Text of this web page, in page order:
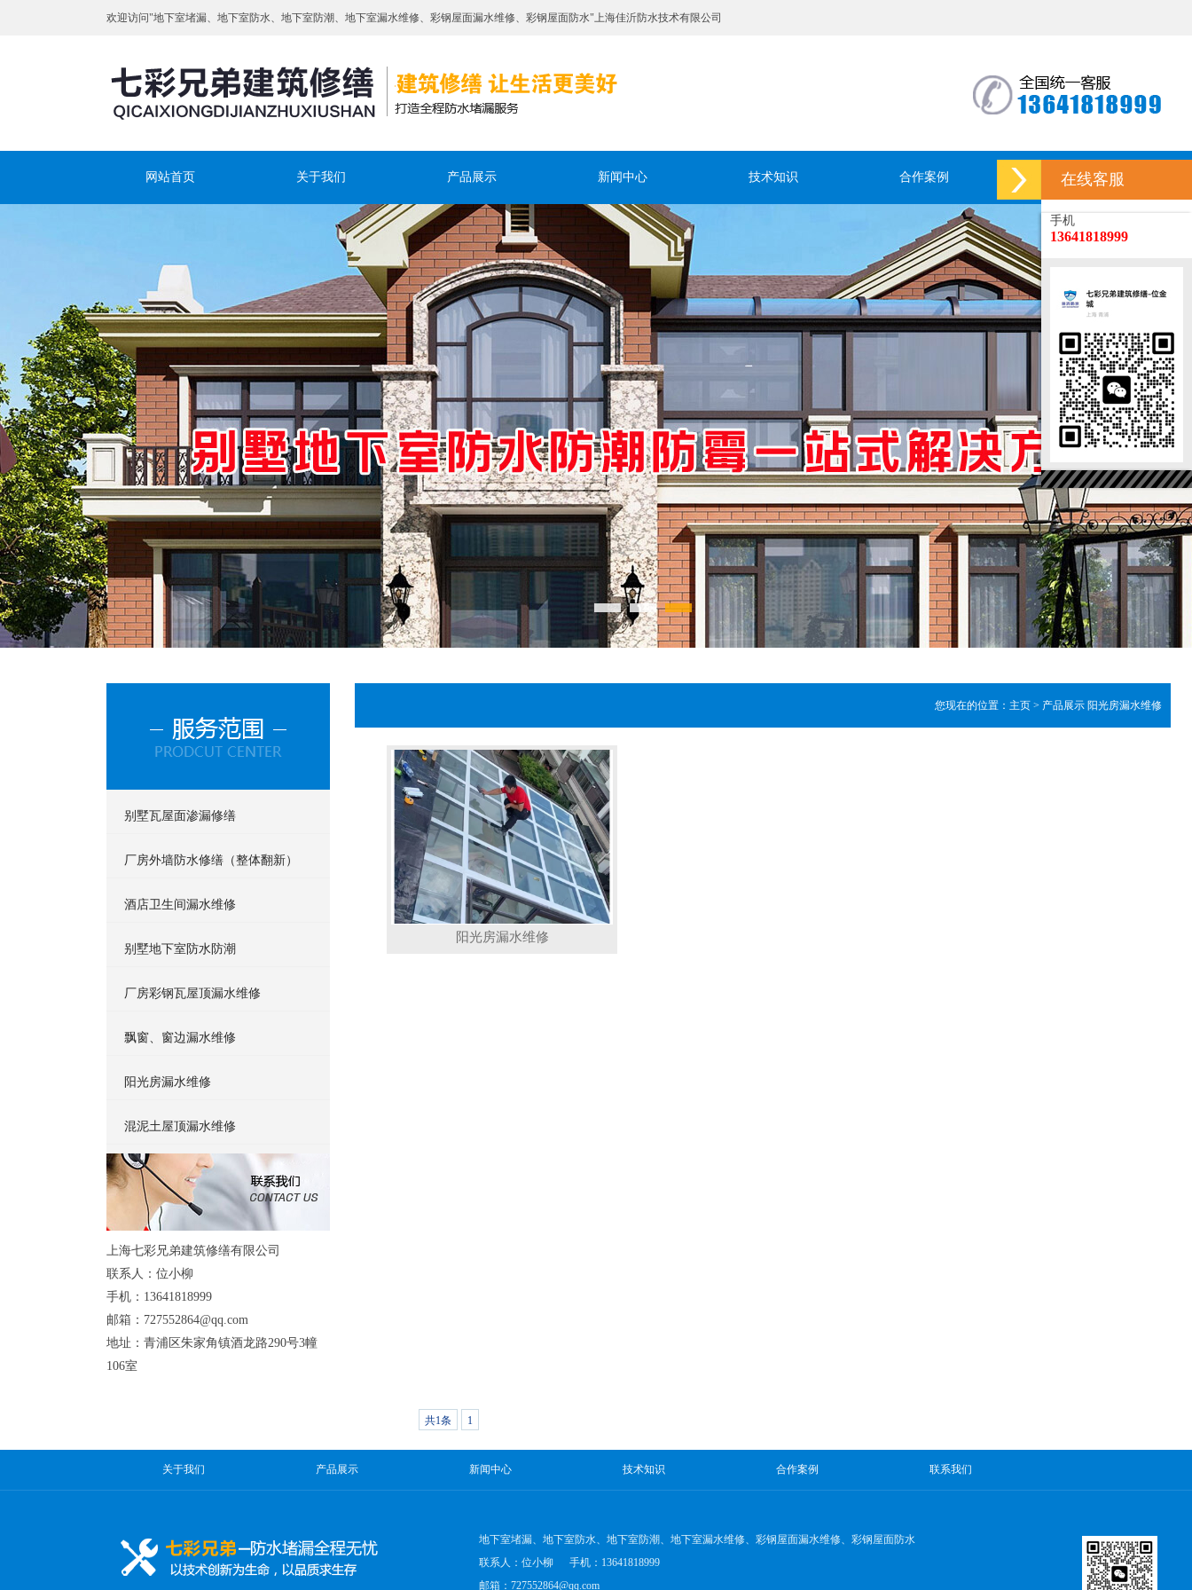
欢迎访问"地下室堵漏、地下室防水、地下室防潮、地下室漏水维修、彩钢屋面漏水维修、彩钢屋面防水"上海佳沂防水技术有限公司
网站首页 关于我们 产品展示 新闻中心 技术知识 合作案例 联系我们
1 2
别墅瓦屋面渗漏修缮
厂房外墙防水修缮（整体翻新）
酒店卫生间漏水维修
别墅地下室防水防潮
厂房彩钢瓦屋顶漏水维修
飘窗、窗边漏水维修
阳光房漏水维修
混泥土屋顶漏水维修
上海七彩兄弟建筑修缮有限公司
联系人：位小柳
手机：13641818999
邮箱：727552864@qq.com
地址：青浦区朱家角镇酒龙路290号3幢
106室
您现在的位置： 主页 > 产品展示 阳光房漏水维修
阳光房漏水维修
共1条 1
关于我们 产品展示 新闻中心 技术知识 合作案例 联系我们
地下室堵漏、地下室防水、地下室防潮、地下室漏水维修、彩钢屋面漏水维修、彩钢屋面防水
联系人：位小柳 手机：13641818999
邮箱：727552864@qq.com
在线客服
手机
13641818999